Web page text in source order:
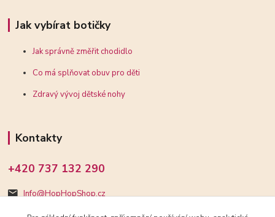
Jak vybírat botičky
Jak správně změřit chodidlo
Co má splňovat obuv pro děti
Zdravý vývoj dětské nohy
Kontakty
+420 737 132 290
Info@HopHopShop.cz